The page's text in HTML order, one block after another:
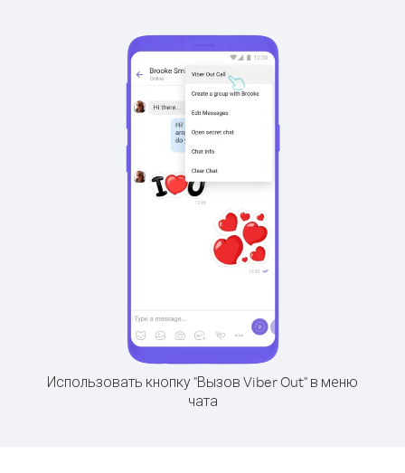
Использовать кнопку "Вызов Viber Out" в меню
чата